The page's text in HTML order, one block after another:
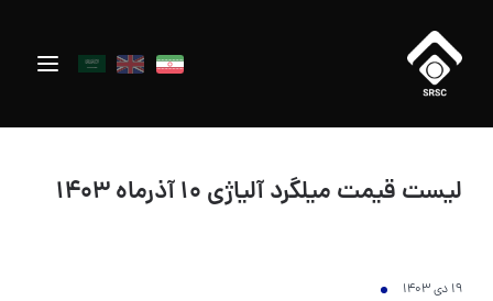
لیست قیمت میلگرد آلیاژی 10 آذرماه 1403
۱۹ دی ۱۴۰۳